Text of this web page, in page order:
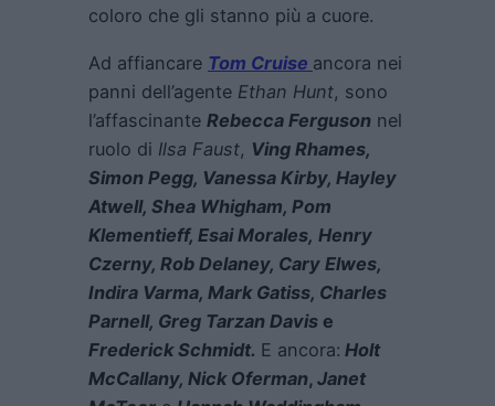
coloro che gli stanno più a cuore.
Ad affiancare Tom Cruise ancora nei
panni dell’agente Ethan Hunt, sono
l’affascinante Rebecca Ferguson nel
ruolo di Ilsa Faust, Ving Rhames,
Simon Pegg, Vanessa Kirby, Hayley
Atwell, Shea Whigham, Pom
Klementieff, Esai Morales, Henry
Czerny, Rob Delaney, Cary Elwes,
Indira Varma, Mark Gatiss, Charles
Parnell, Greg Tarzan Davis e
Frederick Schmidt. E ancora: Holt
McCallany, Nick Oferman, Janet